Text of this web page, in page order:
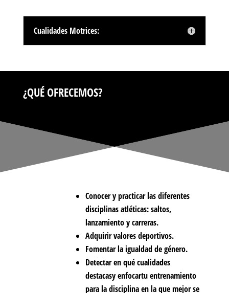
Cualidades Motrices:
¿QUÉ OFRECEMOS?
Conocer y practicar las diferentes
disciplinas atléticas: saltos,
lanzamiento y carreras.
Adquirir valores deportivos.
Fomentar la igualdad de género.
Detectar en qué cualidades
destacasy enfocartu entrenamiento
para la disciplina en la que mejor se